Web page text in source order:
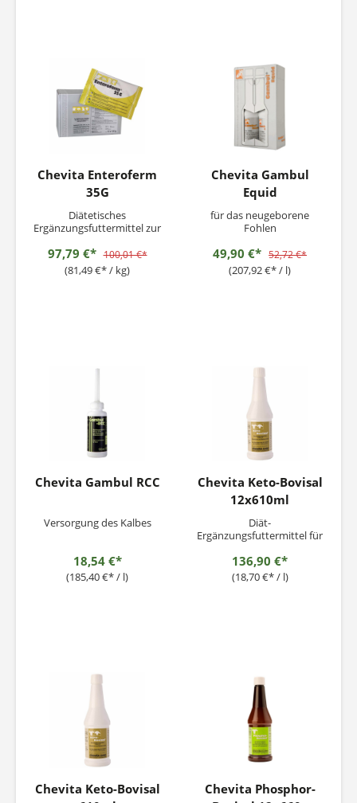
Chevita Enteroferm
35G
Diätetisches
Ergänzungsfuttermittel zur
physiologischen
Verdauung für Ferkel und
Kälber
97,79 €* 100,01 €*
(81,49 €* / kg)
Chevita Gambul
Equid
für das neugeborene
Fohlen
49,90 €* 52,72 €*
(207,92 €* / l)
Chevita Gambul RCC
Versorgung des Kalbes
18,54 €*
(185,40 €* / l)
Chevita Keto-Bovisal
12x610ml
Diät-
Ergänzungsfuttermittel für
Mutterschafe Zur
Verringerung der Gefahr
der Ketose - Azetonämie
136,90 €*
(18,70 €* / l)
Chevita Keto-Bovisal
Chevita Phosphor-